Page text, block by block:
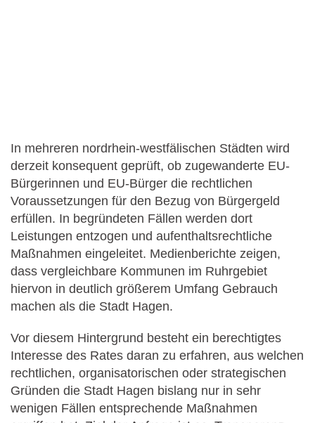
In mehreren nordrhein-westfälischen Städten wird
derzeit konsequent geprüft, ob zugewanderte EU-
Bürgerinnen und EU-Bürger die rechtlichen
Voraussetzungen für den Bezug von Bürgergeld
erfüllen. In begründeten Fällen werden dort
Leistungen entzogen und aufenthaltsrechtliche
Maßnahmen eingeleitet. Medienberichte zeigen,
dass vergleichbare Kommunen im Ruhrgebiet
hiervon in deutlich größerem Umfang Gebrauch
machen als die Stadt Hagen.
Vor diesem Hintergrund besteht ein berechtigtes
Interesse des Rates daran zu erfahren, aus welchen
rechtlichen, organisatorischen oder strategischen
Gründen die Stadt Hagen bislang nur in sehr
wenigen Fällen entsprechende Maßnahmen